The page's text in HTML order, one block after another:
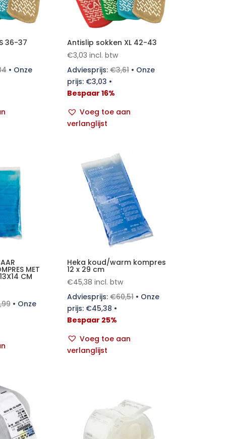
36-37
• Onze
Antislip sokken XL 42-43
€3,03 incl. btw
Adviesprijs: €3,61• Onze
prijs: €3,03 •
Bespaar 16%
Voeg toe aan
verlanglijst
MET
CM
• Onze
Heka koud/warm kompres
12 x 29 cm
€45,38 incl. btw
Adviesprijs: €60,51• Onze
prijs: €45,38 •
Bespaar 25%
Voeg toe aan
verlanglijst